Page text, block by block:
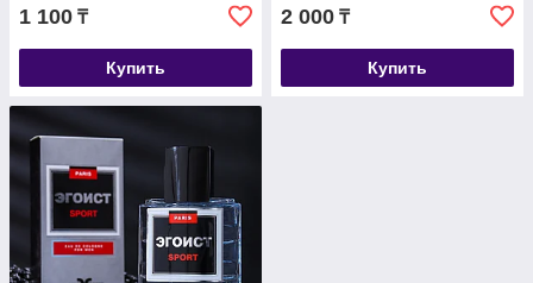
1 100 ₸
Купить
2 000 ₸
Купить